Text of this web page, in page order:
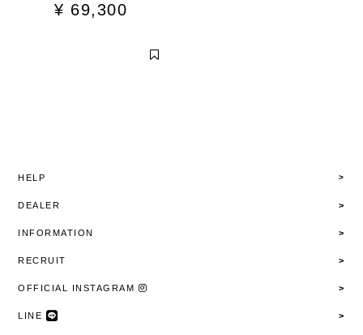
¥ 69,300
HELP
DEALER
INFORMATION
RECRUIT
OFFICIAL INSTAGRAM
LINE